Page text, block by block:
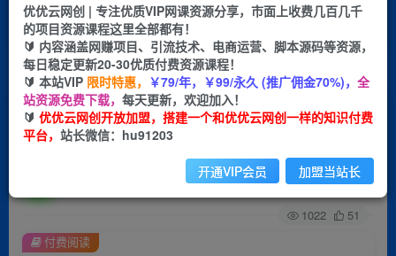
挂机 项目
脚本卡密
APP下载
GO
首页 创业课程 会员专属 正文
（7195期）海外TikTok短视频出海-启航营（学习
精准盈利）解读，手把手教会你从0-1入局
关注 私信
1022 51
付费阅读
优优云网创 | 专注优质VIP网课资源分享，市面上收费几百几千
的项目资源课程这里全部都有！
🔰 内容涵盖网赚项目、引流技术、电商运营、脚本源码等资源，
每日稳定更新20-30优质付费资源课程！
🔰 本站VIP 限时特惠， ￥79/年，￥99/永久 (推广佣金70%)， 全
站资源免费下载， 每天更新，欢迎加入！
🔰 优优云网创开放加盟，搭建一个和优优云网创一样的知识付费
平台， 站长微信：hu91203
开通VIP会员 加盟当站长